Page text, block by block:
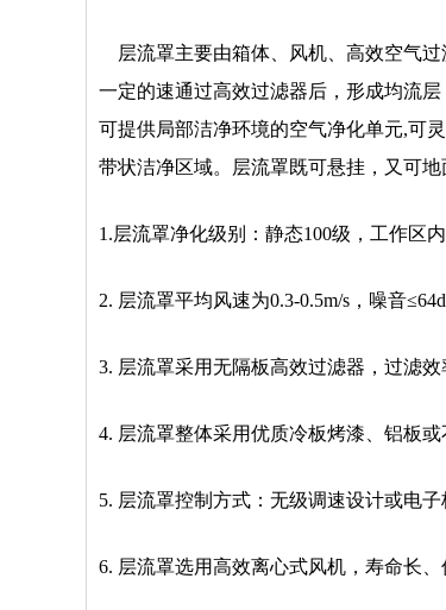
层流罩主要由箱体、风机、高效空气过
一定的速通过高效过滤器后，形成均流
可提供局部洁净环境的空气净化单元,可
带状洁净区域。层流罩既可悬挂，又可
1.层流罩净化级别：静态100级，工作区
2. 层流罩平均风速为0.3-0.5m/s，噪音
3. 层流罩采用无隔板高效过滤器，过滤效
4. 层流罩整体采用优质冷板烤漆、铝板
5. 层流罩控制方式：无级调速设计或电
6. 层流罩选用高效离心式风机，寿命长